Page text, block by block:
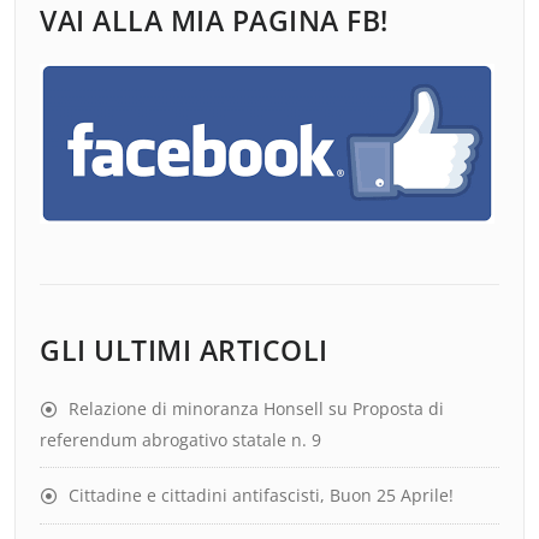
VAI ALLA MIA PAGINA FB!
GLI ULTIMI ARTICOLI
Relazione di minoranza Honsell su Proposta di
referendum abrogativo statale n. 9
Cittadine e cittadini antifascisti, Buon 25 Aprile!